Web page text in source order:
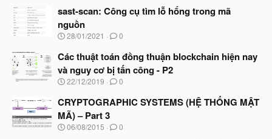
sast-scan: Công cụ tìm lỗ hổng trong mã
nguồn
N
à
b
ắ
đ
ầ
u
28/01/2021 0
Các thuật toán đồng thuận blockchain hiện nay
và nguy cơ bị tấn công - P2
N
à
y
b
ắ
22/12/2019 0
CRYPTOGRAPHIC SYSTEMS (HỆ THỐNG MẬT
MÃ) – Part 3
N
06/08/2015 0